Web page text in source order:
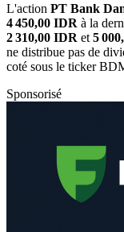
L'action PT Bank
4 450,00 IDR à la
2 310,00 IDR et 5
ne distribue pas de
coté sous le ticker
Sponsorisé